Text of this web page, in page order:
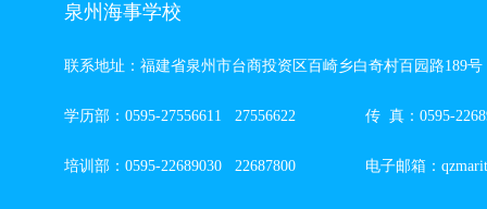
泉州海事学校
联系地址：福建省泉州市台商投资区百崎乡白奇村百园路
学历部：0595-27556611 27556622 传 真：0595-
培训部：0595-22689030 22687800 电子邮箱：